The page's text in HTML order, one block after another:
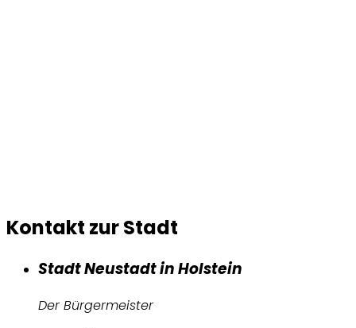
Kontakt zur Stadt
Stadt Neustadt in Holstein
Der Bürgermeister